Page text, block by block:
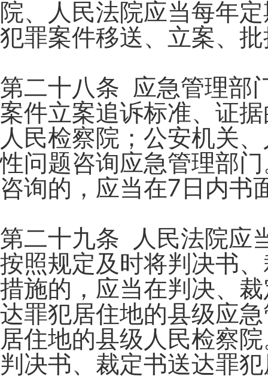
院、人民法院应当每年
犯罪案件移送、立案、
第二十八条 应急管理部
案件立案追诉标准、证
人民检察院；公安机关
性问题咨询应急管理部
咨询的，应当在7日内书
第二十九条 人民法院应
按照规定及时将判决书
措施的，应当在判决、
达罪犯居住地的县级应
居住地的县级人民检察
判决书、裁定书送达罪